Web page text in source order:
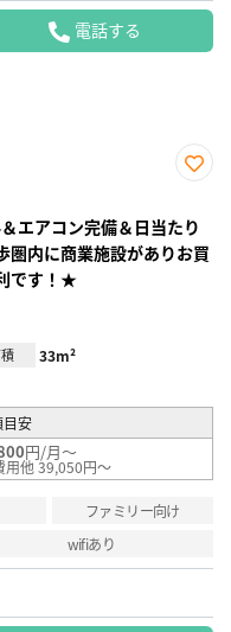
電話する
り登
録
エアコン完備＆日当たり
圏内に商業施設がありお買
です！★
33m²
目安
円/月～
用他 39,050円～
ファミリー向け
wifiあり